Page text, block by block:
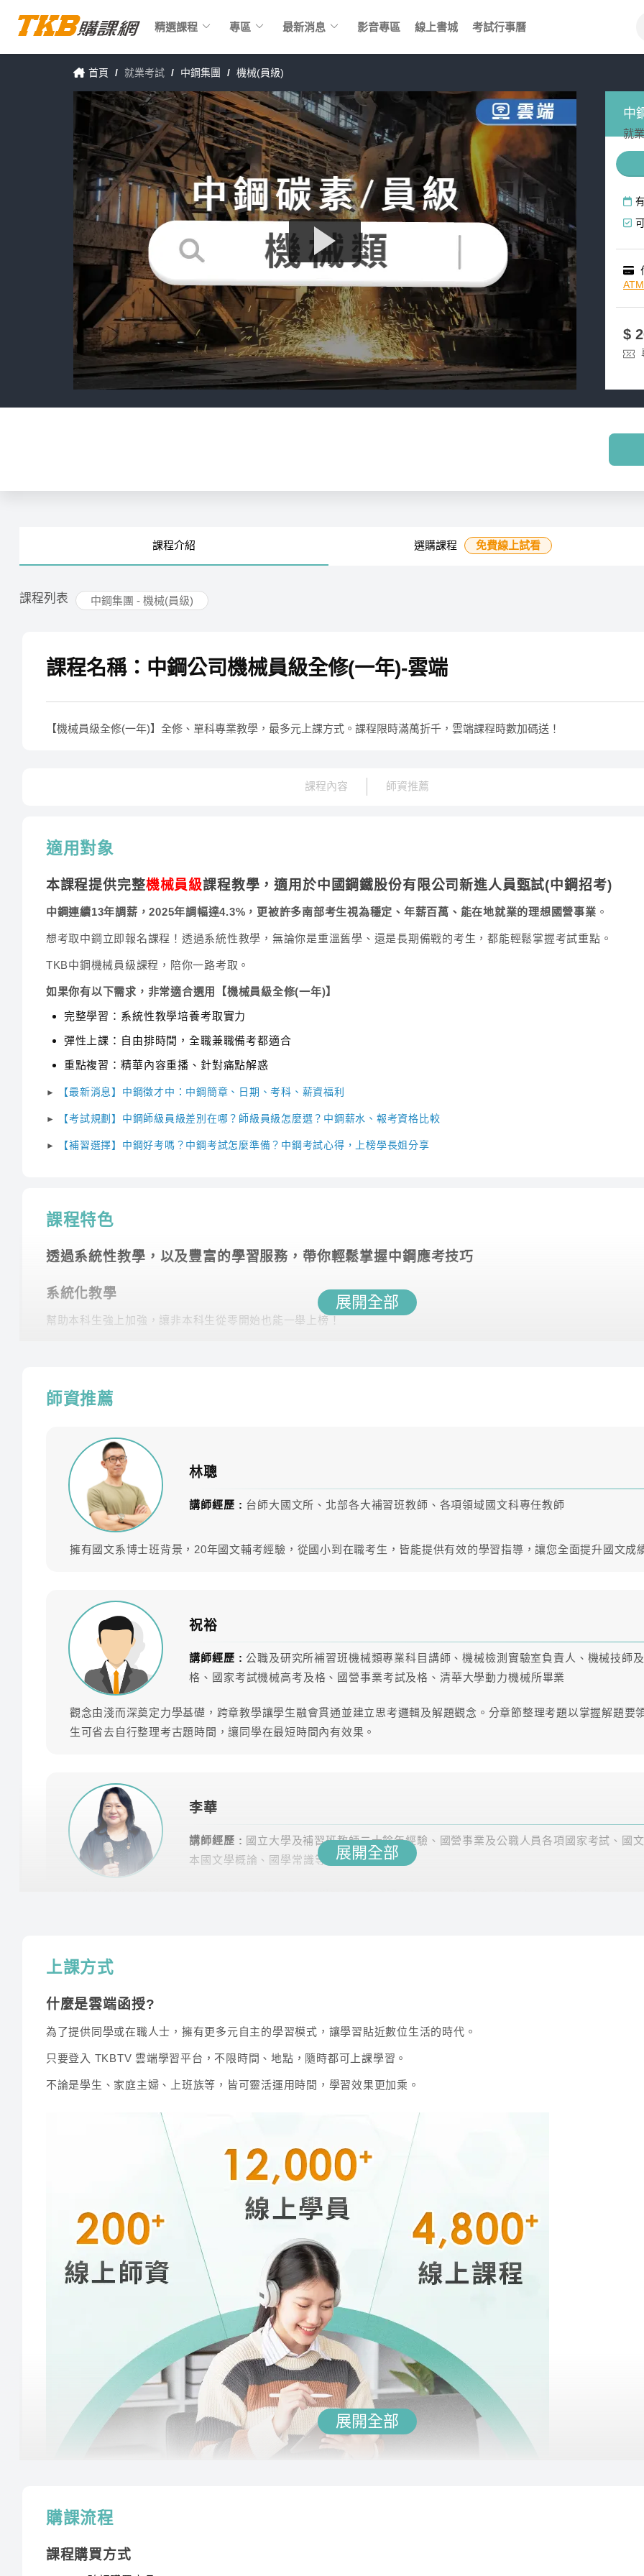
首頁 / 就業考試 / 中鋼集團 / 機械(員級)
中
就
$
課程介紹 選購課程 免費線上試看
課程列表 中鋼集團 - 機械(員級)
課程名稱：中鋼公司機械員級全修(一年)-雲端
【機械員級全修(一年)】全修、單科專業教學，最多元上課方式。課程限時滿萬折千，雲端課程時數加碼送！
課程內容 師資推薦
適用對象
本課程提供完整機械員級課程教學，適用於中國鋼鐵股份有限公司新進人員甄試(中鋼招考)
中鋼連續13年調薪，2025年調幅達4.3%，更被許多南部考生視為穩定、年薪百萬、能在地就業的理想國營事業 。
想考取中鋼立即報名課程！透過系統性教學，無論你是重溫舊學、還是長期備戰的考生，都能輕鬆掌握考試重點。
TKB中鋼機械員級課程，陪你一路考取。
如果你有以下需求，非常適合選用【機械員級全修(一年)】
完整學習：系統性教學培養考取實力
彈性上課：自由排時間，全職兼職備考都適合
重點複習：精華內容重播、針對痛點解惑
► 【最新消息】中鋼徵才中：中鋼簡章、日期、考科、薪資福利
► 【考試規劃】中鋼師級員級差別在哪？師級員級怎麼選？中鋼薪水、報考資格比較
► 【補習選擇】中鋼好考嗎？中鋼考試怎麼準備？中鋼考試心得，上榜學長姐分享
課程特色
透過系統性教學，以及豐富的學習服務，帶你輕鬆掌握中鋼應考技巧
系統化教學
幫助本科生強上加強，讓非本科生從零開始也能一舉上榜！
豐富課後資源
課後LINE社群與其他考生切磋討論、專員1對1諮詢協助制定讀書計畫
學習不受限
雲端課程不受時間地點、不受制式課表的限制，任何時候都可以好好準備！
專業師資團隊領軍，共同科目、專業科目皆可自由選擇喜歡的師資來搭配
科目 師資 參考時數 課型
國文(國學常識) 李華 36.1 雲端
英文
機械原理
機械製造與機械材料(含機械製
圖)
尹浩
為什麼你需要這門課程？
1.破千學員口碑推薦，35年專業輔考經驗，專業師資團隊，佔榜率最高
2.考中鋼要花很多錢嗎？ NO！全修班價格更優惠！YES！
展開全部
師資推薦
林聰
講師經歷 : 台師大國文所、北部各大補習班教師、各項領域國文科專任教師
擁有國文系博士班背景，20年國文輔考經驗，從國小到在職考生，皆能提供有效的學習指導，讓您全面提升國文成
祝裕
講師經歷 : 公職及研究所補習班機械類專業科目講師、機械檢測實驗室負責人、機械技師及
格、國家考試機械高考及格、國營事業考試及格、清華大學動力機械所畢業
觀念由淺而深奠定力學基礎，跨章教學讓學生融會貫通並建立思考邏輯及解題觀念。分章節整理考題以掌握解題要
生可省去自行整理考古題時間，讓同學在最短時間內有效果。
李華
講師經歷 : 國立大學及補習班教師二十餘年經驗、國營事業及公職人員各項國家考試、國
本國文學概論、國學常識等課程教學工作
講師經歷 :國立政治大學 英語系、前長榮航空機場地勤訓練負責人
傑瑞老師用系統化的教學，讓學生能夠輕鬆掌握語言結構。親自批改同學練習的考古題，提供個人化指導，並整理
展開全部
上課方式
什麼是雲端函授?
為了提供同學或在職人士，擁有更多元自主的學習模式，讓學習貼近數位生活的時代。
只要登入 TKBTV 雲端學習平台，不限時間、地點，隨時都可上課學習。
不論是學生、家庭主婦、上班族等，皆可靈活運用時間，學習效果更加乘。
授課程內容
展開全部
購課流程
課程購買方式
精選課程 keyboard_arrow_down 專區 keyboard_arrow_down 最新消息 keyboard_arrow_down 影音專區 線上書城 考試行事曆